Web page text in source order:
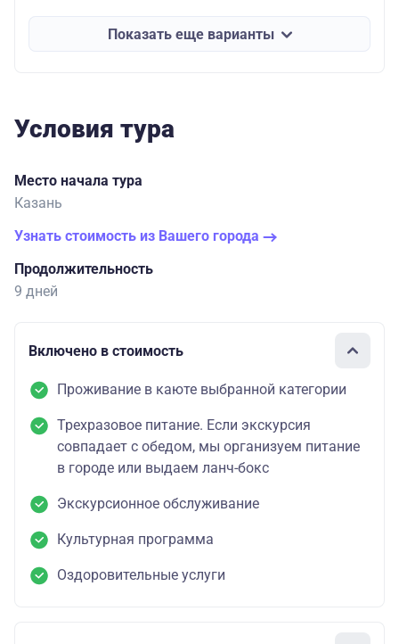
Показать еще варианты
Условия тура
Место начала тура
Казань
Узнать стоимость из Вашего города
Продолжительность
9 дней
Включено в стоимость
Проживание в каюте выбранной категории
Трехразовое питание. Если экскурсия
совпадает с обедом, мы организуем питание
в городе или выдаем ланч-бокс
Экскурсионное обслуживание
Культурная программа
Оздоровительные услуги